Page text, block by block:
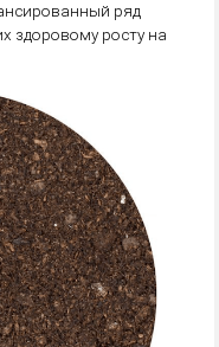
ряд
здоровому росту на